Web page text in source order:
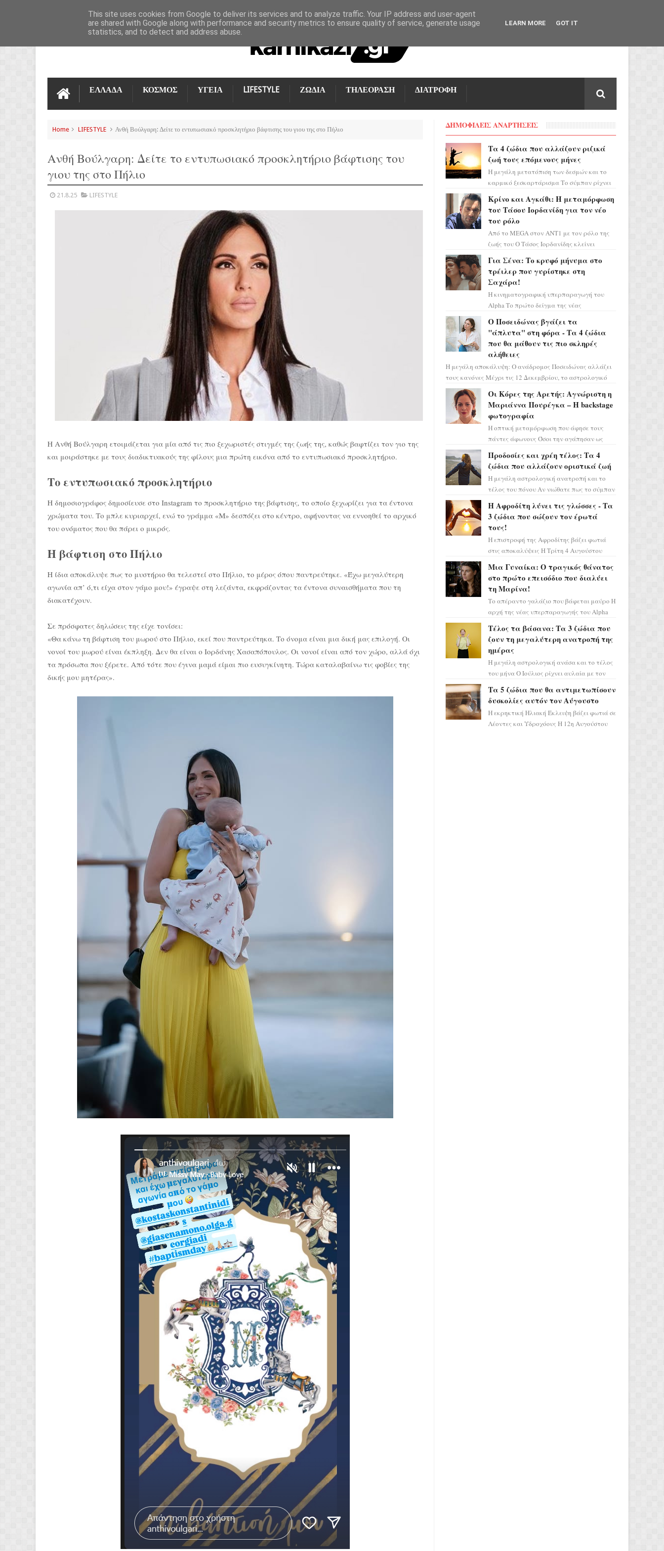
ΕΠΙΚΟΙΝΩΝΊΑ
ΕΛΛΑΔΑ ΚΟΣΜΟΣ ΥΓΕΙΑ LIFESTYLE ΖΩΔΙΑ ΤΗΛΕΟΡΑΣΗ ΔΙΑΤΡΟΦΗ
Home LIFESTYLE Ανθή Βούλγαρη: Δείτε το εντυπωσιακό προσκλητήριο βάφτισης του γιου της στο Πήλιο
Ανθή Βούλγαρη: Δείτε το εντυπωσιακό προσκλητήριο βάφτισης του
γιου της στο Πήλιο
21.8.25 LIFESTYLE
Η Ανθή Βούλγαρη ετοιμάζεται για μία από τις πιο ξεχωριστές στιγμές της ζωής της, καθώς βαφτίζει τον γιο της
και μοιράστηκε με τους διαδικτυακούς της φίλους μια πρώτη εικόνα από το εντυπωσιακό προσκλητήριο.
Το εντυπωσιακό προσκλητήριο
Η δημοσιογράφος δημοσίευσε στο Instagram το προσκλητήριο της βάφτισης, το οποίο ξεχωρίζει για τα έντονα
χρώματα του. Το μπλε κυριαρχεί, ενώ το γράμμα «Μ» δεσπόζει στο κέντρο, αφήνοντας να εννοηθεί το αρχικό
του ονόματος που θα πάρει ο μικρός.
Η βάφτιση στο Πήλιο
Η ίδια αποκάλυψε πως το μυστήριο θα τελεστεί στο Πήλιο, το μέρος όπου παντρεύτηκε. «Έχω μεγαλύτερη
αγωνία απ’ ό,τι είχα στον γάμο μου!» έγραψε στη λεζάντα, εκφράζοντας τα έντονα συναισθήματα που τη
διακατέχουν.
Σε πρόσφατες δηλώσεις της είχε τονίσει:
«Θα κάνω τη βάφτιση του μωρού στο Πήλιο, εκεί που παντρεύτηκα. Το όνομα είναι μια δική μας επιλογή. Οι
νονοί του μωρού είναι έκπληξη. Δεν θα είναι ο Ιορδάνης Χασαπόπουλος. Οι νονοί είναι από τον χώρο, αλλά όχι
τα πρόσωπα που ξέρετε. Από τότε που έγινα μαμά είμαι πιο ευσυγκίνητη. Τώρα καταλαβαίνω τις φοβίες της
δικής μου μητέρας».
ΔΗΜΟΦΙΛΕΙΣ ΑΝΑΡΤΗΣΕΙΣ
Τα 4 ζώδια που αλλάζουν ριζικά
ζωή τους επόμενους μήνες
Η μεγάλη μετατόπιση των δεσμών και το
καρμικό ξεσκαρτάρισμα Το σύμπαν ρίχνει
προειδοποιεί: οι σελην...
Κρίνο και Αγκάθι: Η μεταμόρφωση
του Τάσου Ιορδανίδη για τον νέο
του ρόλο
Από το MEGA στον ΑΝΤ1 με τον ρόλο της
ζωής του Ο Τάσος Ιορδανίδης κλείνει
επιτυχίας «Μια Νύχτα Μόνο» ...
Για Σένα: Το κρυφό μήνυμα στο
τρέιλερ που γυρίστηκε στη
Σαχάρα!
Η κινηματογραφική υπερπαραγωγή του
Alpha Το πρώτο δείγμα της νέας
η αισθητική του ξεπερνά κάθε π...
Ο Ποσειδώνας βγάζει τα
"άπλυτα" στη φόρα - Τα 4 ζώδια
που θα μάθουν τις πιο σκληρές
αλήθειες
Η μεγάλη αποκάλυψη: Ο ανάδρομος Ποσειδώνας αλλάζει
τους κανόνες Μέχρι τις 12 Δεκεμβρίου, το αστρολογικό
σκηνικό θυμίζει ταινία μυστηρίου ...
Οι Κόρες της Αρετής: Αγνώριστη η
Μαριάννα Πουρέγκα – H backstage
φωτογραφία
Η οπτική μεταμόρφωση που άφησε τους
πάντες άφωνους Όσοι την αγάπησαν ως
πρέπει τώρα να προετοιμαστο...
Προδοσίες και χρέη τέλος: Τα 4
ζώδια που αλλάζουν οριστικά ζωή
Η μεγάλη αστρολογική ανατροπή και το
τέλος του πόνου Αν νιώθατε πως το σύμπαν
πάρετε μια βαθιά α...
Η Αφροδίτη λύνει τις γλώσσες - Τα
3 ζώδια που σώζουν τον έρωτά
τους!
Η επιστροφή της Αφροδίτης βάζει φωτιά
στις αποκαλύψεις Η Τρίτη 4 Αυγούστου
ορόσημο, καθώς η Αφροδίτη πρ...
Μια Γυναίκα: Ο τραγικός θάνατος
στο πρώτο επεισόδιο που διαλύει
τη Μαρίνα!
Το απέραντο γαλάζιο που βάφεται μαύρο Η
αρχή της νέας υπερπαραγωγής του Alpha
πλημμυρισμένο από...
Τέλος τα βάσανα: Τα 3 ζώδια που
ζουν τη μεγαλύτερη ανατροπή της
ημέρας
Η μεγάλη αστρολογική ανάσα και το τέλος
του μήνα Ο Ιούλιος ρίχνει αυλαία με τον
περνάει στο ζώδιο τω...
Τα 5 ζώδια που θα αντιμετωπίσουν
δυσκολίες αυτόν τον Αύγουστο
Η εκρηκτική Ηλιακή Έκλειψη βάζει φωτιά σε
Λέοντες και Υδροχόους Η 12η Αυγούστου
This site uses cookies from Google to deliver its services and to analyze traffic. Your IP address and user-agent
are shared with Google along with performance and security metrics to ensure quality of service, generate usage
statistics, and to detect and address abuse.
LEARN MORE GOT IT